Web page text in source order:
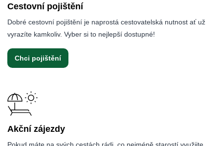
Cestovní pojištění
Dobré cestovní pojištění je naprostá cestovatelská nutnost ať už
vyrazíte kamkoliv. Vyber si to nejlepší dostupné!
Chci pojištění
Akční zájezdy